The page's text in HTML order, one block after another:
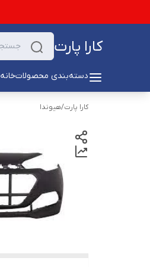
کارا پارت
دسته‌بندی محصولاتخانه
کارا پارت/هیوندا